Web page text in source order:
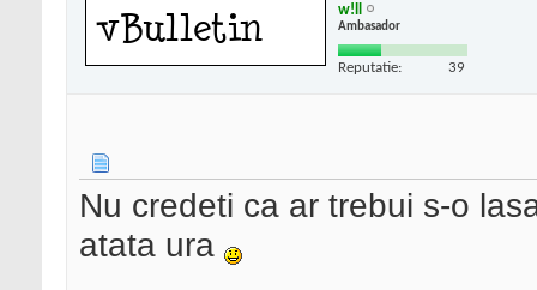
w!ll
Ambasador
Reputatie: 39
Nu credeti ca ar trebui s-o
atata ura